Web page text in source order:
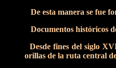
De esta manera se fue
Documentos históricos
Desde fines del siglo
orillas de la ruta central